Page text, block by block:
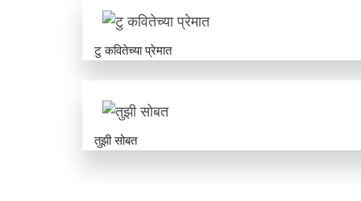
टु कवितेच्या प्रेमात
तुझी सोबत